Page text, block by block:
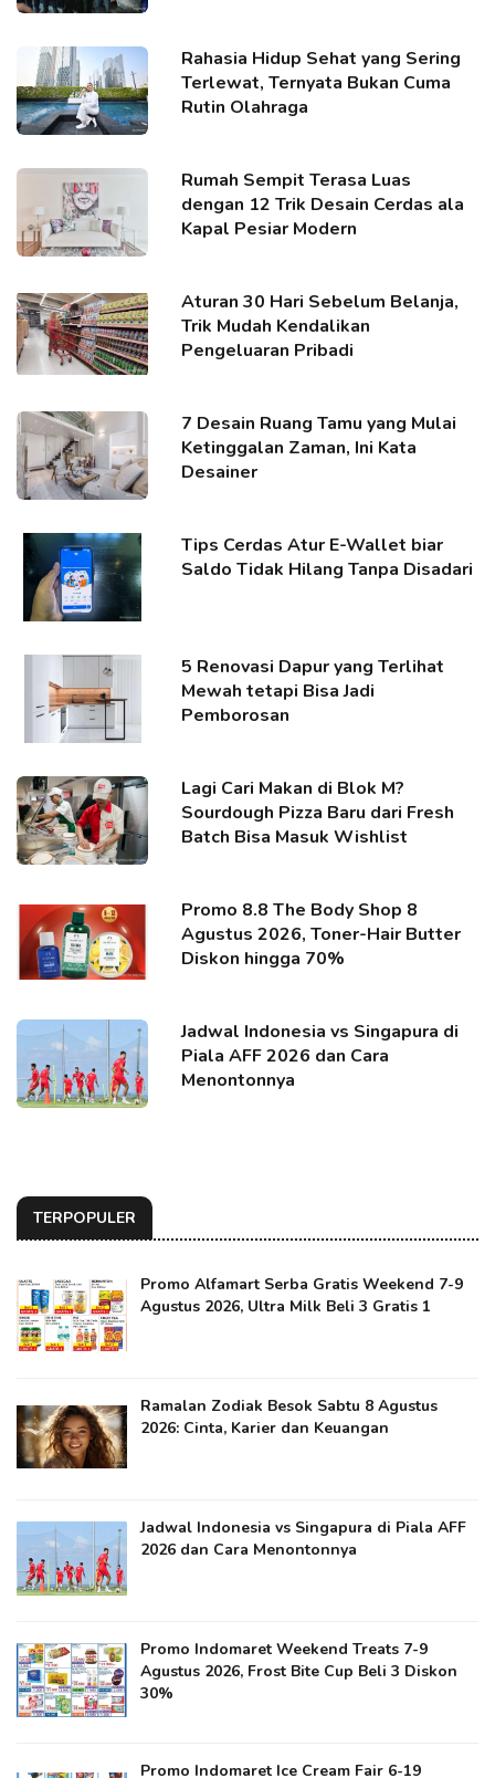
Rahasia Hidup Sehat yang Sering
Terlewat, Ternyata Bukan Cuma
Rutin Olahraga
Rumah Sempit Terasa Luas
dengan 12 Trik Desain Cerdas ala
Kapal Pesiar Modern
Aturan 30 Hari Sebelum Belanja,
Trik Mudah Kendalikan
Pengeluaran Pribadi
7 Desain Ruang Tamu yang Mulai
Ketinggalan Zaman, Ini Kata
Desainer
Tips Cerdas Atur E-Wallet biar
Saldo Tidak Hilang Tanpa Disadari
5 Renovasi Dapur yang Terlihat
Mewah tetapi Bisa Jadi
Pemborosan
Lagi Cari Makan di Blok M?
Sourdough Pizza Baru dari Fresh
Batch Bisa Masuk Wishlist
Promo 8.8 The Body Shop 8
Agustus 2026, Toner-Hair Butter
Diskon hingga 70%
Jadwal Indonesia vs Singapura di
Piala AFF 2026 dan Cara
Menontonnya
TERPOPULER
Promo Alfamart Serba Gratis Weekend 7-9
Agustus 2026, Ultra Milk Beli 3 Gratis 1
Ramalan Zodiak Besok Sabtu 8 Agustus
2026: Cinta, Karier dan Keuangan
Jadwal Indonesia vs Singapura di Piala AFF
2026 dan Cara Menontonnya
Promo Indomaret Weekend Treats 7-9
Agustus 2026, Frost Bite Cup Beli 3 Diskon
30%
Promo Indomaret Ice Cream Fair 6-19